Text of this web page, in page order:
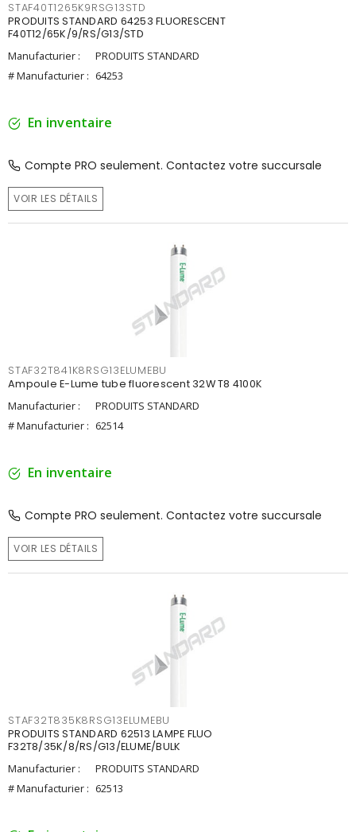
STAF40T1265K9RSG13STD
PRODUITS STANDARD 64253 FLUORESCENT
F40T12/65K/9/RS/G13/STD
Manufacturier :
PRODUITS STANDARD
# Manufacturier : 64253
En inventaire
Compte PRO seulement. Contactez votre succursale
VOIR LES DÉTAILS
STAF32T841K8RSG13ELUMEBU
Ampoule E-Lume tube fluorescent 32W T8 4100K
Manufacturier :
PRODUITS STANDARD
# Manufacturier : 62514
En inventaire
Compte PRO seulement. Contactez votre succursale
VOIR LES DÉTAILS
STAF32T835K8RSG13ELUMEBU
PRODUITS STANDARD 62513 LAMPE FLUO
F32T8/35K/8/RS/G13/ELUME/BULK
Manufacturier :
PRODUITS STANDARD
# Manufacturier : 62513